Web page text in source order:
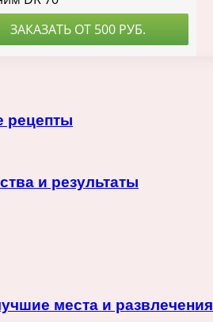
рецепты
и результаты
места и развлечения